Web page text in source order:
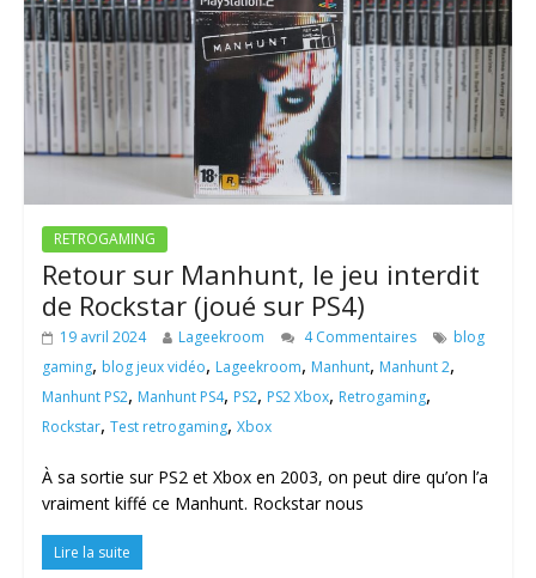
RETROGAMING
Retour sur Manhunt, le jeu interdit
de Rockstar (joué sur PS4)
19 avril 2024 Lageekroom 4 Commentaires
blog
gaming, blog jeux vidéo, Lageekroom, Manhunt, Manhunt 2,
Manhunt PS2, Manhunt PS4, PS2, PS2 Xbox, Retrogaming,
Rockstar, Test retrogaming, Xbox
À sa sortie sur PS2 et Xbox en 2003, on peut dire qu’on l’a
vraiment kiffé ce Manhunt. Rockstar nous
Lire la suite